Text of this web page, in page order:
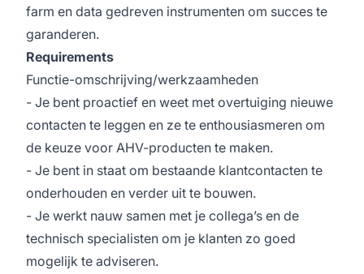
farm en data gedreven instrumenten om succes te
garanderen.
Requirements
Functie-omschrijving/werkzaamheden
- Je bent proactief en weet met overtuiging nieuwe
contacten te leggen en ze te enthousiasmeren om
de keuze voor AHV-producten te maken.
- Je bent in staat om bestaande klantcontacten te
onderhouden en verder uit te bouwen.
- Je werkt nauw samen met je collega’s en de
technisch specialisten om je klanten zo goed
mogelijk te adviseren.